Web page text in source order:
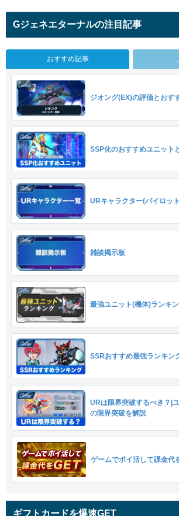
Gジェネエターナルの注目記事
おすすめ記事
ジオング(EX)の評価とおす
SSP化のおすすめユニット
URキャラクター(パイロッ
雑談掲示板
最強ユニット(機体)ランキ
SSRおすすめ最強ランキン
URは限界突破するべき？|
の限界突破を解説
ゲームでポイ活して課金代
ギフトカードを爆速GET